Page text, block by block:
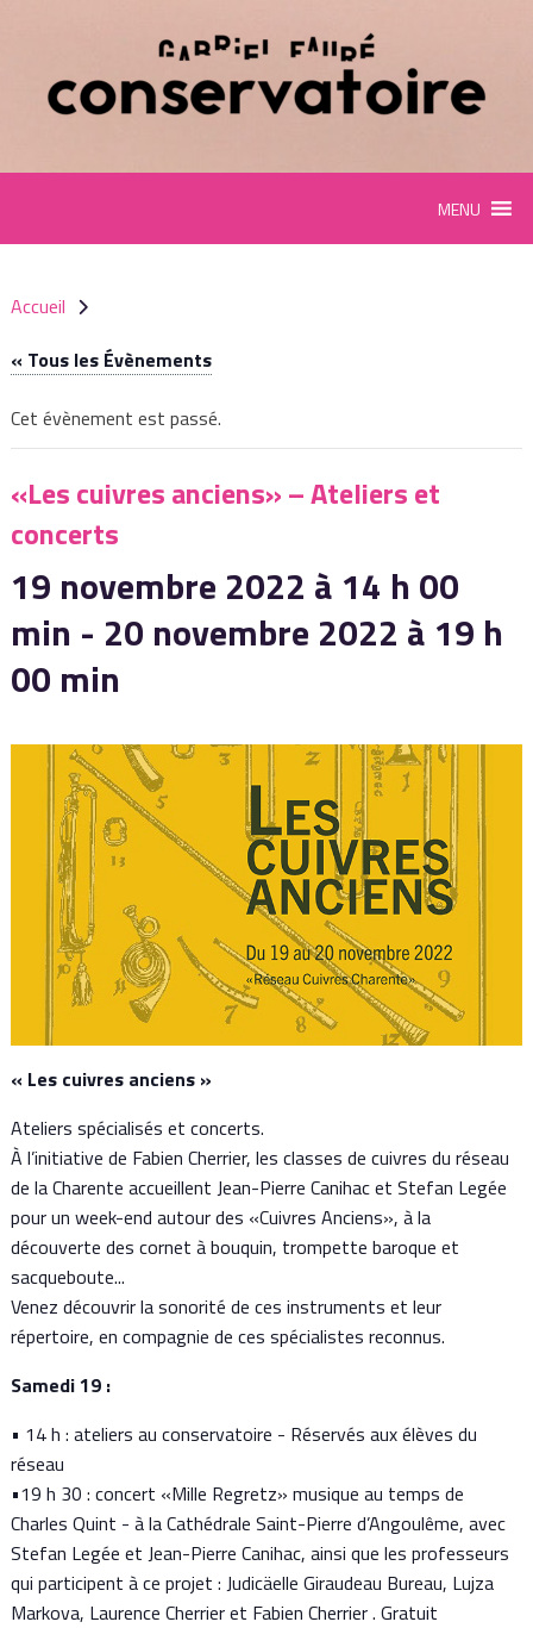
MENU
Accueil
« Tous les Évènements
Cet évènement est passé.
«Les cuivres anciens» – Ateliers et
concerts
19 novembre 2022 à 14 h 00
min - 20 novembre 2022 à 19 h
00 min
« Les cuivres anciens »
Ateliers spécialisés et concerts.
À l’initiative de Fabien Cherrier, les classes de cuivres du réseau
de la Charente accueillent Jean-Pierre Canihac et Stefan Legée
pour un week-end autour des «Cuivres Anciens», à la
découverte des cornet à bouquin, trompette baroque et
sacqueboute...
Venez découvrir la sonorité de ces instruments et leur
répertoire, en compagnie de ces spécialistes reconnus.
Samedi 19 :
• 14 h : ateliers au conservatoire - Réservés aux élèves du
réseau
•19 h 30 : concert «Mille Regretz» musique au temps de
Charles Quint - à la Cathédrale Saint-Pierre d’Angoulême, avec
Stefan Legée et Jean-Pierre Canihac, ainsi que les professeurs
qui participent à ce projet : Judicäelle Giraudeau Bureau, Lujza
Markova, Laurence Cherrier et Fabien Cherrier . Gratuit